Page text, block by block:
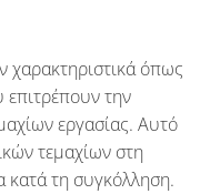
χαρακτηριστικά όπως
την
εργασίας. Αυτό
τεμαχίων στη
κατά τη συγκόλληση.